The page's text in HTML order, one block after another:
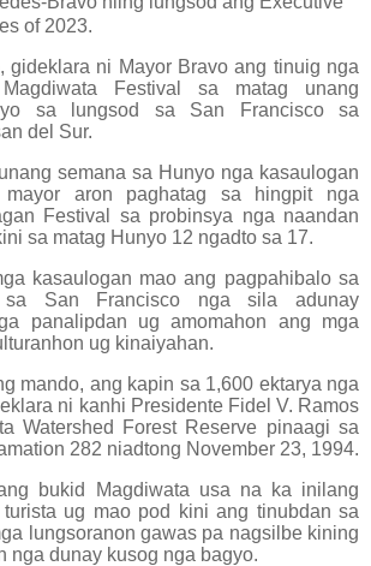
of 2023.
gideklara ni Mayor Bravo ang tinuig nga
Festival sa matag unang
sa lungsod sa San Francisco sa
del Sur.
semana sa Hunyo nga kasaulogan
mayor aron paghatag sa hingpit nga
Festival sa probinsya nga naandan
sa matag Hunyo 12 ngadto sa 17.
kasaulogan mao ang pagpahibalo sa
sa San Francisco nga sila adunay
panalipdan ug amomahon ang mga
ug kinaiyahan.
mando, ang kapin sa 1,600 ektarya nga
ni kanhi Presidente Fidel V. Ramos
Watershed Forest Reserve pinaagi sa
282 niadtong November 23, 1994.
bukid Magdiwata usa na ka inilang
ug mao pod kini ang tinubdan sa
lungsoranon gawas pa nagsilbe kining
nga dunay kusog nga bagyo.